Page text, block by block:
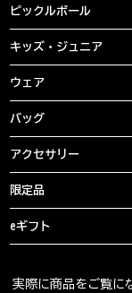
ピックルボール
キッズ・ジュニア
ウェア
バッグ
アクセサリー
限定品
eギフト
実際に商品をご覧に